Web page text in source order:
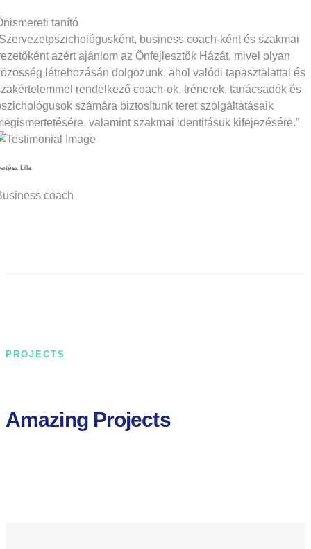
tanító
business coach-ként és szakmai
azért ajánlom az Önfejlesztők Házát, mivel olyan
létrehozásán dolgozunk, ahol valódi tapasztalattal és
rendelkező coach-ok, trénerek, tanácsadók és
számára biztosítunk teret szolgáltatásaik
valamint szakmai identitásuk kifejezésére.”
Lilla
coach
PROJECTS
Amazing Projects